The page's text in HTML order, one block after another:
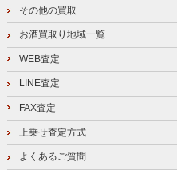
その他の買取
お酒買取り地域一覧
WEB査定
LINE査定
FAX査定
上乗せ査定方式
よくあるご質問